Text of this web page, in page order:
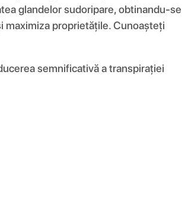
glandelor sudoripare, obtinandu-se
maximiza proprietățile. Cunoașteți
semnificativă a transpirației